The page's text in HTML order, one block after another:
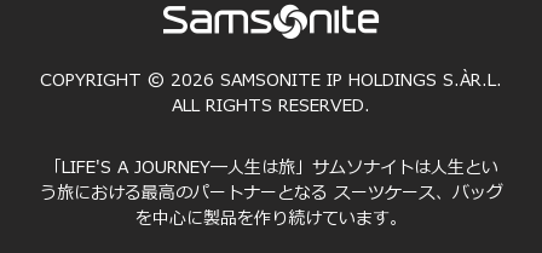
COPYRIGHT © 2026 SAMSONITE IP HOLDINGS S.ÀR.L.
ALL RIGHTS RESERVED.
「LIFE'S A JOURNEY―人生は旅」サムソナイトは人生とい
う旅における最高のパートナーとなる スーツケース、バッグ
を中心に製品を作り続けています。